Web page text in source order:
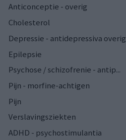
Anticonceptie - overig
Cholesterol
Depressie - antidepressiva overig
Epilepsie
Psychose / schizofrenie - antip...
Pijn - morfine-achtigen
Pijn
Verslavingsziekten
ADHD - psychostimulantia